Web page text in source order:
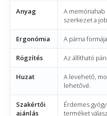
Anyag
A memóriahab
szerkezet a
Ergonómia A párna
Rögzítés Az állítható
Huzat
A levehető,
lehetővé.
Szakértői
ajánlás
Érdemes
terméket